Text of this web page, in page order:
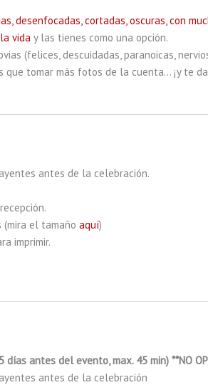
desenfocadas, cortadas, oscuras, con
viday las tienes como una opción.
(felices, descuidadas, paranoicas,
que tomar más fotos de la cuenta… ¡y te
antes de la celebración.
el tamaño aquí)
imprimir.
antes del evento, max. 45 min) **NO
antes de la celebración